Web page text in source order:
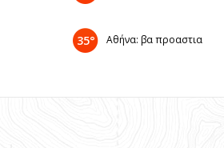
35° Αθήνα: βα προαστια